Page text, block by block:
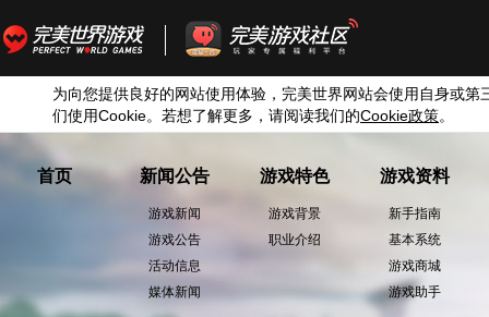
为向您提供良好的网站使用体验，完美世界网站会使用自身或第
们使用Cookie。若想了解更多，请阅读我们的Cookie政策。
首页 新闻公告
游戏新闻
游戏公告
活动信息
媒体新闻
游戏特色
游戏背景
职业介绍
游戏资料
新手指南
基本系统
游戏商城
游戏助手